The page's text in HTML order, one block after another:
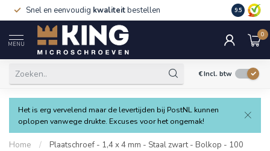
Snel en eenvoudig kwaliteitbestellen 9.5
MENU
0
€Incl. btw
Het is erg vervelend maar de levertijden bij PostNL kunnen
oplopen vanwege drukte. Excuses voor het ongemak!
Home /
Plaatschroef - 1,4 x 4 mm - Staal zwart - Bolkop - 100